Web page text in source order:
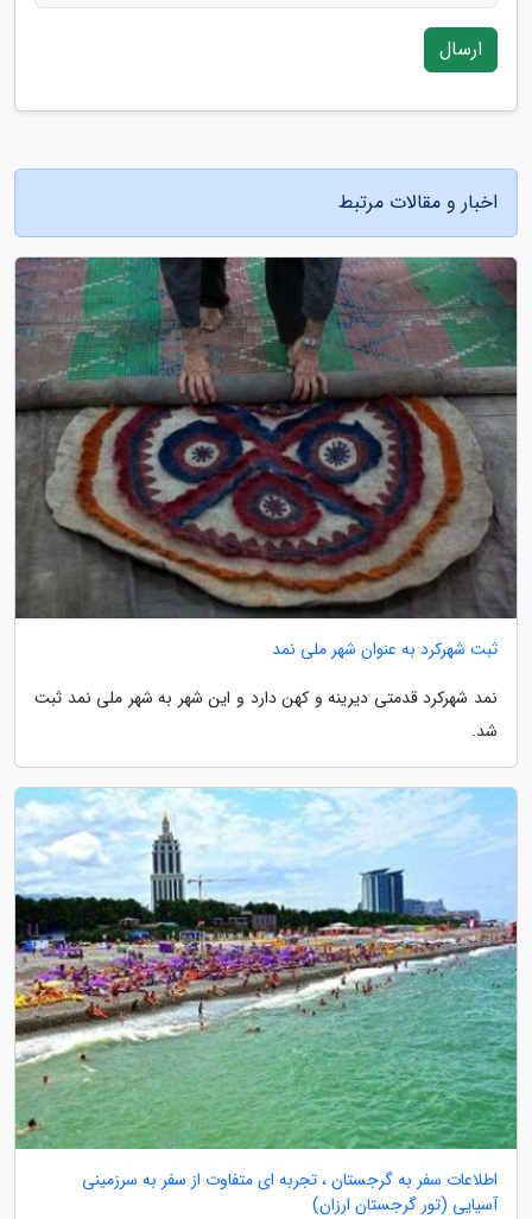
ارسال
اخبار و مقالات مرتبط
ثبت شهرکرد به عنوان شهر ملی نمد
نمد شهرکرد قدمتی دیرینه و کهن دارد و این شهر به شهر ملی نمد ثبت
شد.
اطلاعات سفر به گرجستان ، تجربه ای متفاوت از سفر به سرزمینی
آسیایی (تور گرجستان ارزان)